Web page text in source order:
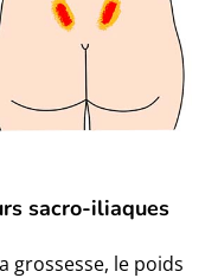
sacro-iliaques
grossesse, le poids